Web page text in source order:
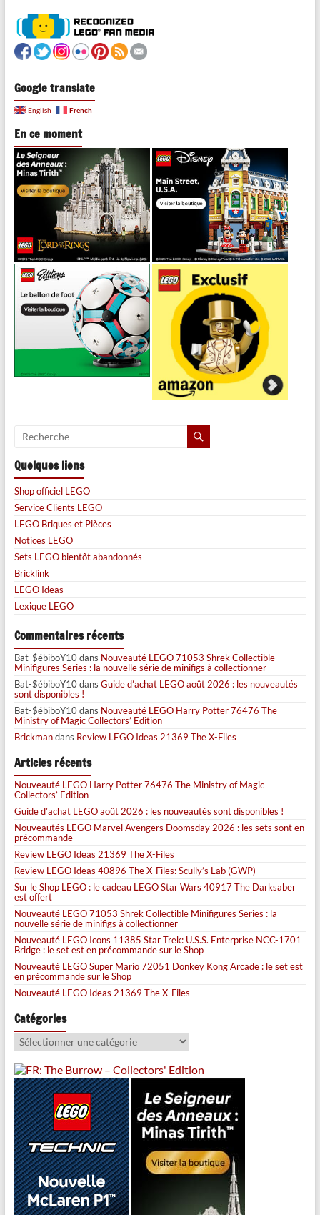
Google translate
English French
En ce moment
Quelques liens
Shop officiel LEGO
Service Clients LEGO
LEGO Briques et Pièces
Notices LEGO
Sets LEGO bientôt abandonnés
Bricklink
LEGO Ideas
Lexique LEGO
Commentaires récents
Bat-$ébiboY10dans Nouveauté LEGO 71053 Shrek Collectible
Minifigures Series : la nouvelle série de minifigs à collectionner
Bat-$ébiboY10dans Guide d’achat LEGO août 2026 : les nouveautés
sont disponibles !
Bat-$ébiboY10dans Nouveauté LEGO Harry Potter 76476 The
Ministry of Magic Collectors’ Edition
Brickmandans Review LEGO Ideas 21369 The X-Files
Articles récents
Nouveauté LEGO Harry Potter 76476 The Ministry of Magic
Collectors’ Edition
Guide d’achat LEGO août 2026 : les nouveautés sont disponibles !
Nouveautés LEGO Marvel Avengers Doomsday 2026 : les sets sont en
précommande
Review LEGO Ideas 21369 The X-Files
Review LEGO Ideas 40896 The X-Files: Scully’s Lab (GWP)
Sur le Shop LEGO : le cadeau LEGO Star Wars 40917 The Darksaber
est offert
Nouveauté LEGO 71053 Shrek Collectible Minifigures Series : la
nouvelle série de minifigs à collectionner
Nouveauté LEGO Icons 11385 Star Trek: U.S.S. Enterprise NCC-1701
Bridge : le set est en précommande sur le Shop
Nouveauté LEGO Super Mario 72051 Donkey Kong Arcade : le set est
en précommande sur le Shop
Nouveauté LEGO Ideas 21369 The X-Files
Catégories
Catégories